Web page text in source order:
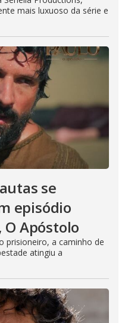
mais luxuoso da série e
se
episódio
O Apóstolo
prisioneiro, a caminho de
atingiu a